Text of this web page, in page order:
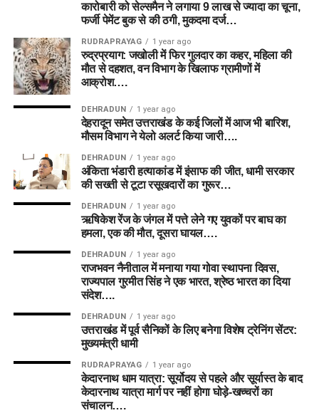
कारोबारी को सेल्समैन ने लगाया 9 लाख से ज्यादा का चूना,
फर्जी पेमेंट बुक से की ठगी, मुकदमा दर्ज…
RUDRAPRAYAG 1 year ago
रुद्रप्रयाग: जखोली में फिर गुलदार का कहर, महिला की
मौत से दहशत, वन विभाग के खिलाफ ग्रामीणों में
आक्रोश….
DEHRADUN 1 year ago
देहरादून समेत उत्तराखंड के कई जिलों में आज भी बारिश,
मौसम विभाग ने येलो अलर्ट किया जारी….
DEHRADUN 1 year ago
अंकिता भंडारी हत्याकांड में इंसाफ की जीत, धामी सरकार
की सख्ती से टूटा रसूखदारों का गुरूर…
DEHRADUN 1 year ago
ऋषिकेश रेंज के जंगल में पत्ते लेने गए युवकों पर बाघ का
हमला, एक की मौत, दूसरा घायल….
DEHRADUN 1 year ago
राजभवन नैनीताल में मनाया गया गोवा स्थापना दिवस,
राज्यपाल गुरमीत सिंह ने एक भारत, श्रेष्ठ भारत का दिया
संदेश….
DEHRADUN 1 year ago
उत्तराखंड में पूर्व सैनिकों के लिए बनेगा विशेष ट्रेनिंग सेंटर:
मुख्यमंत्री धामी
RUDRAPRAYAG 1 year ago
केदारनाथ धाम यात्रा: सूर्योदय से पहले और सूर्यास्त के बाद
केदारनाथ यात्रा मार्ग पर नहीं होगा घोड़े-खच्चरों का
संचालन….